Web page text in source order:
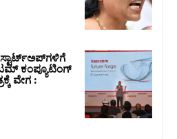
ಸ್ಟಾರ್ಟ್‌ಅಪ್‌ಗಳಿಗೆ
ಕಂಪ್ಯೂಟಿಂಗ್
ವೇಗ :